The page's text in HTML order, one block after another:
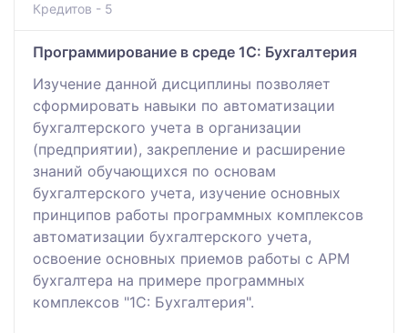
Кредитов - 5
Программирование в среде 1С: Бухгалтерия
Изучение данной дисциплины позволяет
сформировать навыки по автоматизации
бухгалтерского учета в организации
(предприятии), закрепление и расширение
знаний обучающихся по основам
бухгалтерского учета, изучение основных
принципов работы программных комплексов
автоматизации бухгалтерского учета,
освоение основных приемов работы с АРМ
бухгалтера на примере программных
комплексов "1С: Бухгалтерия".